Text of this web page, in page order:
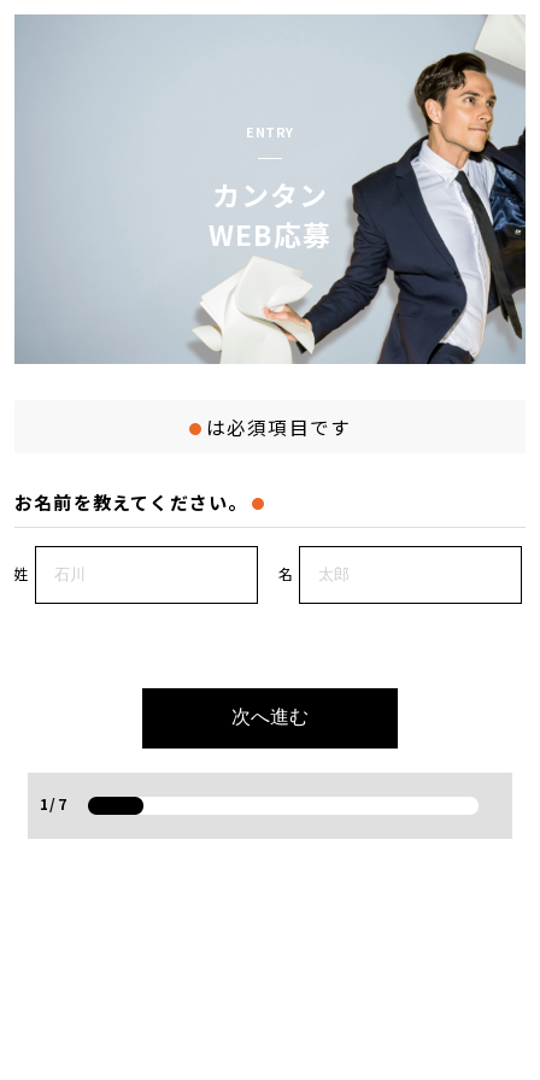
ENTRY
カンタン
WEB応募
は必須項目です
お名前を教えてください。
姓 名
次へ進む
1/7